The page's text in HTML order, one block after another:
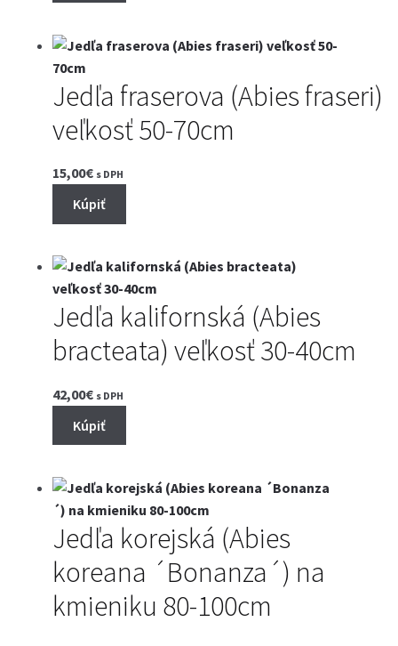
Jedľa fraserova (Abies fraseri)
veľkosť 50-70cm
15,00€ s DPH
Kúpiť
Jedľa kalifornská (Abies
bracteata) veľkosť 30-40cm
42,00€ s DPH
Kúpiť
Jedľa korejská (Abies
koreana ´Bonanza´) na
kmieniku 80-100cm